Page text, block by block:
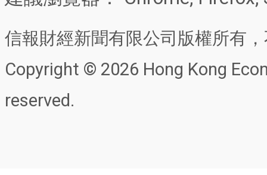
信報財經新聞有限公司版權所有
Copyright © 2026 Hong Kong
reserved.